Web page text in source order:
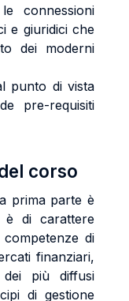
connessioni
e giuridici che
dei moderni
punto di vista
pre-requisiti
corso
prima parte è
è di carattere
di
finanziari,
dei più diffusi
di gestione